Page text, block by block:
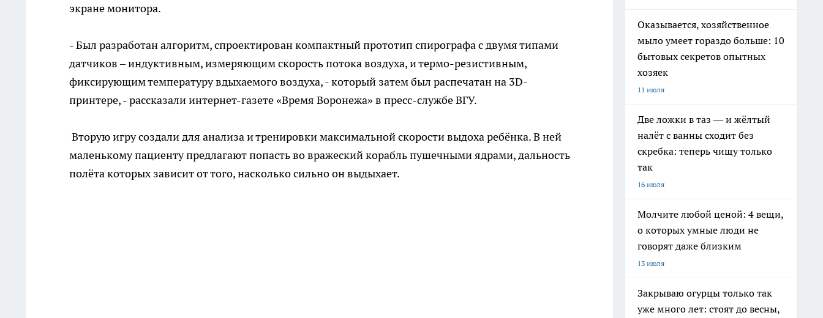
экране монитора.
- Был разработан алгоритм, спроектирован компактный прототип спирографа с двумя типами
датчиков – индуктивным, измеряющим скорость потока воздуха, и термо-резистивным,
фиксирующим температуру вдыхаемого воздуха, - который затем был распечатан на 3D-
принтере, - рассказали интернет-газете «Время Воронежа» в пресс-службе ВГУ.
Вторую игру создали для анализа и тренировки максимальной скорости выдоха ребёнка. В ней
маленькому пациенту предлагают попасть во вражеский корабль пушечными ядрами, дальность
полёта которых зависит от того, насколько сильно он выдыхает.
Оказывается, хозяйственное
мыло умеет гораздо больше: 10
бытовых секретов опытных
хозяек
11 июля
Две ложки в таз — и жёлтый
налёт с ванны сходит без
скребка: теперь чищу только
так
16 июля
Молчите любой ценой: 4 вещи,
о которых умные люди не
говорят даже близким
13 июля
Закрываю огурцы только так
уже много лет: стоят до весны,